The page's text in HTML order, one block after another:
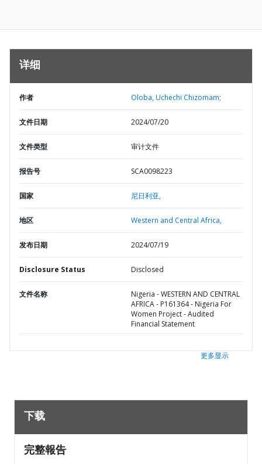
详细
作者 Oloba, Uchechi Chizomam;
文件日期 2024/07/20
文件类型 审计文件
报告号 SCA0098223
国家 尼日利亚,
地区 Western and Central Africa,
发布日期 2024/07/19
Disclosure Status Disclosed
文件名称
Nigeria - WESTERN AND CENTRAL
AFRICA - P161364 - Nigeria For
Women Project - Audited
Financial Statement
更多显示
下载
完整報告